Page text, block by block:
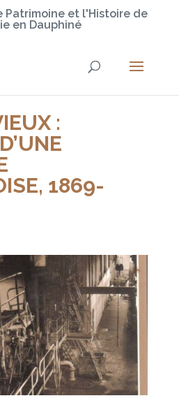
Patrimoine et l'Histoire de
en Dauphiné
:
1869-